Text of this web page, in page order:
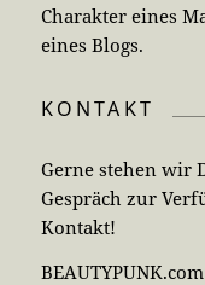
Charakter eines
eines Blogs.
KONTAKT
Gerne stehen wir
Gespräch zur
Kontakt!
BEAUTYPUNK.com